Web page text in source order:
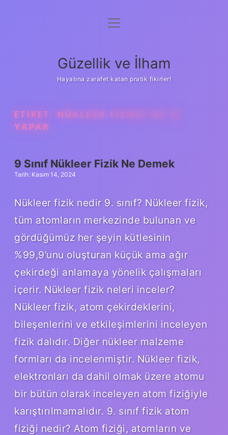
Anasayfa
Yasal Uyarı
menüyü
Güzellik ve İlham
Hayatına zarafet katan pratik fikirler!
ETIKET: NÜKLEER FIZIKÇI NE IŞ
YAPAR
9 Sınıf Nükleer Fizik Ne Demek
Tarih: Kasım 14, 2024
Nükleer fizik nedir 9. sınıf? Nükleer fizik,
tüm atomların merkezinde bulunan ve
gördüğümüz her şeyin kütlesinin
%99,9’unu oluşturan küçük ama ağır
çekirdeği anlamaya yönelik çalışmaları
içerir. Nükleer fizik neleri inceler?
Nükleer fizik, atom çekirdeklerini,
bileşenlerini ve etkileşimlerini inceleyen
fizik dalıdır. Diğer nükleer malzeme
formları da incelenmiştir. Nükleer fizik,
elektronları da dahil olmak üzere atomu
bir bütün olarak inceleyen atom fiziğiyle
karıştırılmamalıdır. 9. sınıf fizik atom
fiziği nedir? Atom fiziği, atomların ve